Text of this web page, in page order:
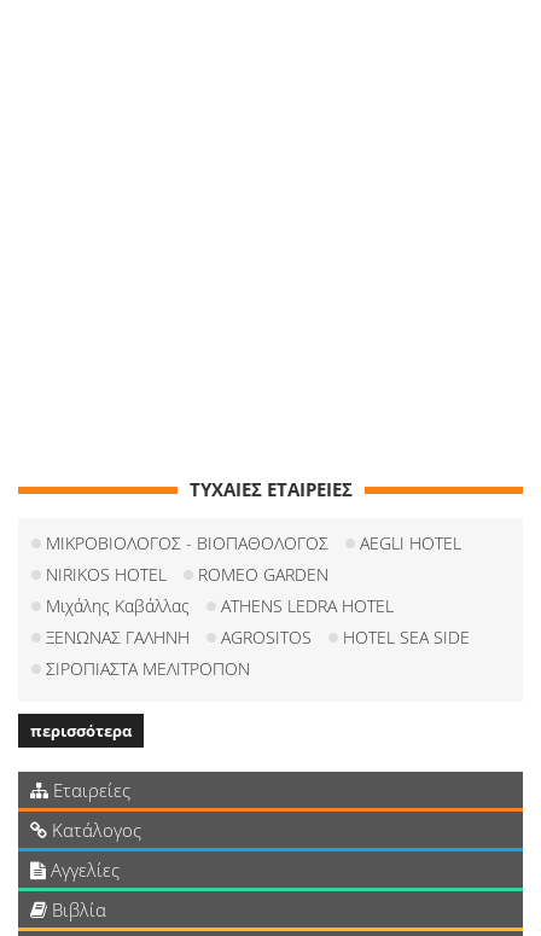
ΤΥΧΑΙΕΣ ΕΤΑΙΡΕΙΕΣ
ΜΙΚΡΟΒΙΟΛΟΓΟΣ - ΒΙΟΠΑΘΟΛΟΓΟΣ
AEGLI HOTEL
NIRIKOS HOTEL
ROMEO GARDEN
Μιχάλης Καβάλλας
ATHENS LEDRA HOTEL
ΞΕΝΩΝΑΣ ΓΑΛΗΝΗ
AGROSITOS
HOTEL SEA SIDE
ΣΙΡΟΠΙΑΣΤΑ ΜΕΛΙΤΡΟΠΟΝ
περισσότερα
Εταιρείες
Κατάλογος
Αγγελίες
Βιβλία